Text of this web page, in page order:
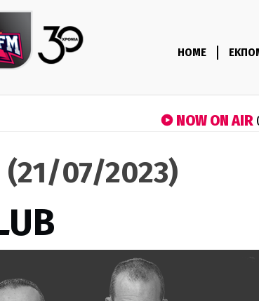
HOME
NOW ON AIR
(21/07/2023)